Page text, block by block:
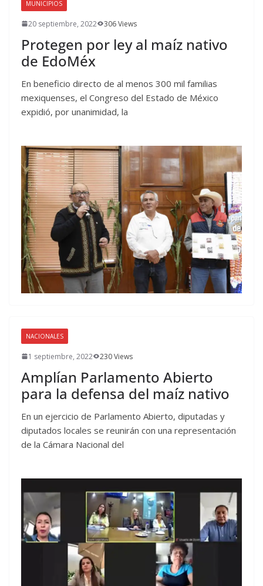
MUNICIPIOS
20 septiembre, 2022 306 Views
Protegen por ley al maíz nativo
de EdoMéx
En beneficio directo de al menos 300 mil familias
mexiquenses, el Congreso del Estado de México
expidió, por unanimidad, la
NACIONALES
1 septiembre, 2022 230 Views
Amplían Parlamento Abierto
para la defensa del maíz nativo
En un ejercicio de Parlamento Abierto, diputadas y
diputados locales se reunirán con una representación
de la Cámara Nacional del